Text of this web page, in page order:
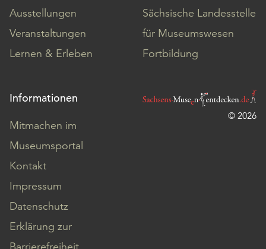
Ausstellungen
Veranstaltungen
Lernen & Erleben
Sächsische Landesstelle
für Museumswesen
Fortbildung
Informationen
Mitmachen im
Museumsportal
Kontakt
Impressum
Datenschutz
Erklärung zur
Barrierefreiheit
© 2026